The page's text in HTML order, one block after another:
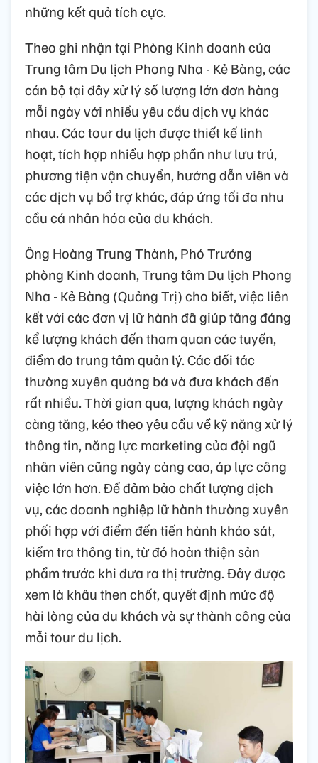
những kết quả tích cực.
Theo ghi nhận tại Phòng Kinh doanh của
Trung tâm Du lịch Phong Nha - Kẻ Bàng, các
cán bộ tại đây xử lý số lượng lớn đơn hàng
mỗi ngày với nhiều yêu cầu dịch vụ khác
nhau. Các tour du lịch được thiết kế linh
hoạt, tích hợp nhiều hợp phần như lưu trú,
phương tiện vận chuyển, hướng dẫn viên và
các dịch vụ bổ trợ khác, đáp ứng tối đa nhu
cầu cá nhân hóa của du khách.
Ông Hoàng Trung Thành, Phó Trưởng
phòng Kinh doanh, Trung tâm Du lịch Phong
Nha - Kẻ Bàng (Quảng Trị) cho biết, việc liên
kết với các đơn vị lữ hành đã giúp tăng đáng
kể lượng khách đến tham quan các tuyến,
điểm do trung tâm quản lý. Các đối tác
thường xuyên quảng bá và đưa khách đến
rất nhiều. Thời gian qua, lượng khách ngày
càng tăng, kéo theo yêu cầu về kỹ năng xử lý
thông tin, năng lực marketing của đội ngũ
nhân viên cũng ngày càng cao, áp lực công
việc lớn hơn. Để đảm bảo chất lượng dịch
vụ, các doanh nghiệp lữ hành thường xuyên
phối hợp với điểm đến tiến hành khảo sát,
kiểm tra thông tin, từ đó hoàn thiện sản
phẩm trước khi đưa ra thị trường. Đây được
xem là khâu then chốt, quyết định mức độ
hài lòng của du khách và sự thành công của
mỗi tour du lịch.